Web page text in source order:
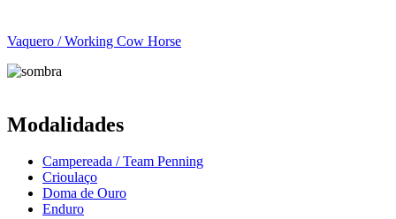
Vaquero / Working Cow Horse
Modalidades
Campereada / Team Penning
Crioulaço
Doma de Ouro
Enduro